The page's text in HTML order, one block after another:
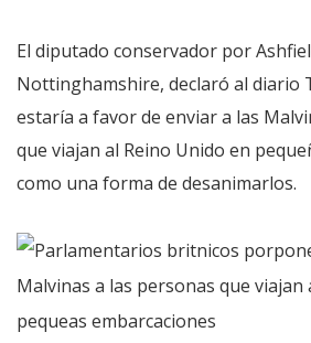
El diputado conservador por
Nottinghamshire, declaró al diario
estaría a favor de enviar a las
que viajan al Reino Unido en
como una forma de desanimarlos.